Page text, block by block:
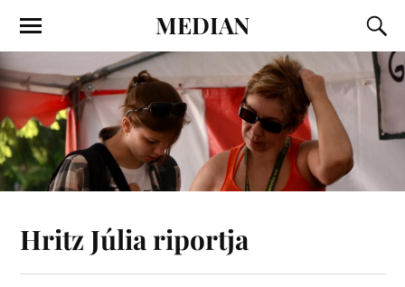
MEDIAN
Hritz Júlia riportja